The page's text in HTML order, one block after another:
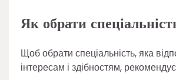
Як обрати
Щоб обрати спеціальність, яка
інтересам і здібностям,